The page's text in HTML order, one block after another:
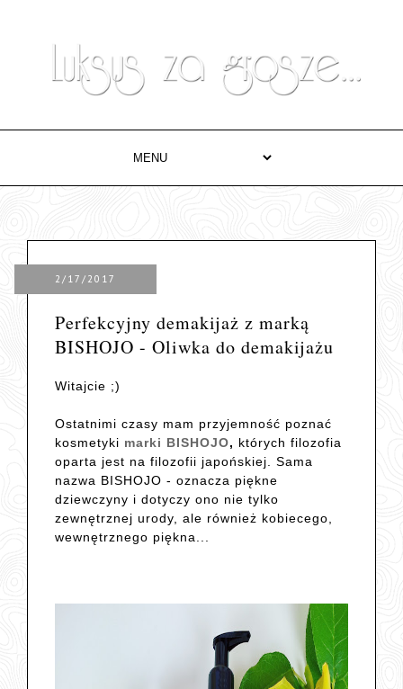
2/17/2017
Perfekcyjny demakijaż z marką
BISHOJO - Oliwka do demakijażu
Witajcie ;)
Ostatnimi czasy mam przyjemność poznać
kosmetyki marki BISHOJO, których filozofia
oparta jest na filozofii japońskiej. Sama
nazwa BISHOJO - oznacza piękne
dziewczyny i dotyczy ono nie tylko
zewnętrznej urody, ale również kobiecego,
wewnętrznego piękna...